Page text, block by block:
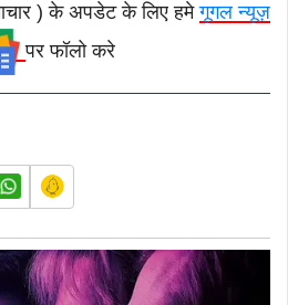
) के अपडेट के लिए हमेगूगल न्यूज़
पर फॉलो करे